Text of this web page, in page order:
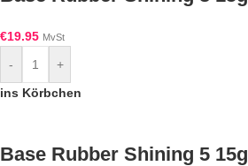
€19.95 MvSt
-
+
ins Körbchen
Base Rubber Shining 5 15g